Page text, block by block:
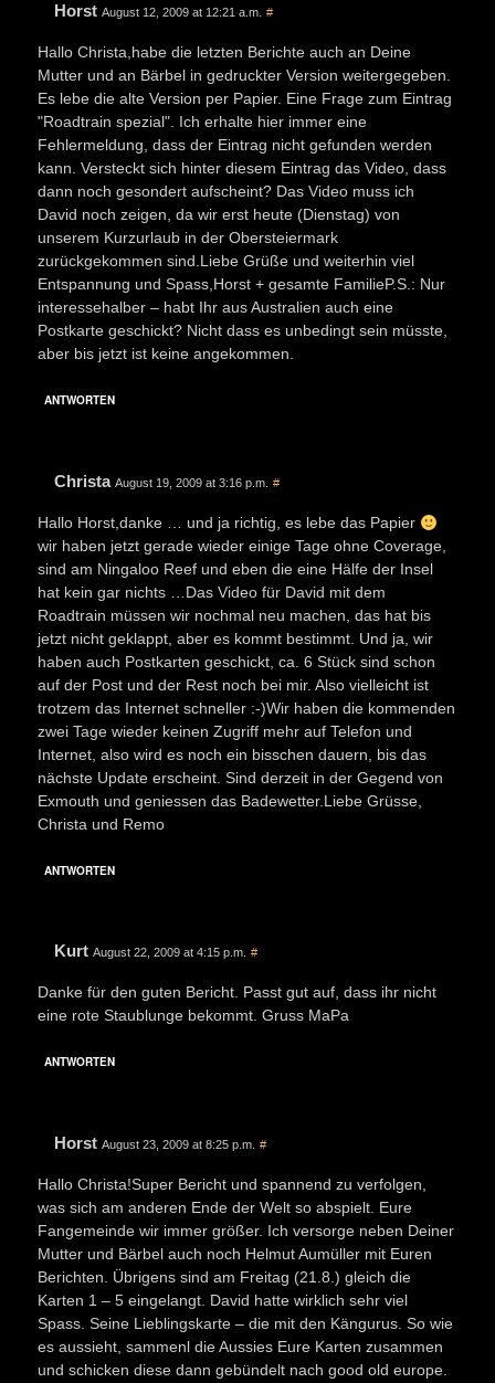
Horst August 12, 2009 at 12:21 a.m. #
Hallo Christa,habe die letzten Berichte auch an Deine
Mutter und an Bärbel in gedruckter Version weitergegeben.
Es lebe die alte Version per Papier. Eine Frage zum Eintrag
"Roadtrain spezial". Ich erhalte hier immer eine
Fehlermeldung, dass der Eintrag nicht gefunden werden
kann. Versteckt sich hinter diesem Eintrag das Video, dass
dann noch gesondert aufscheint? Das Video muss ich
David noch zeigen, da wir erst heute (Dienstag) von
unserem Kurzurlaub in der Obersteiermark
zurückgekommen sind.Liebe Grüße und weiterhin viel
Entspannung und Spass,Horst + gesamte FamilieP.S.: Nur
interessehalber – habt Ihr aus Australien auch eine
Postkarte geschickt? Nicht dass es unbedingt sein müsste,
aber bis jetzt ist keine angekommen.
ANTWORTEN
Christa August 19, 2009 at 3:16 p.m. #
Hallo Horst,danke … und ja richtig, es lebe das Papier
wir haben jetzt gerade wieder einige Tage ohne Coverage,
sind am Ningaloo Reef und eben die eine Hälfe der Insel
hat kein gar nichts …Das Video für David mit dem
Roadtrain müssen wir nochmal neu machen, das hat bis
jetzt nicht geklappt, aber es kommt bestimmt. Und ja, wir
haben auch Postkarten geschickt, ca. 6 Stück sind schon
auf der Post und der Rest noch bei mir. Also vielleicht ist
trotzem das Internet schneller :-)Wir haben die kommenden
zwei Tage wieder keinen Zugriff mehr auf Telefon und
Internet, also wird es noch ein bisschen dauern, bis das
nächste Update erscheint. Sind derzeit in der Gegend von
Exmouth und geniessen das Badewetter.Liebe Grüsse,
Christa und Remo
ANTWORTEN
Kurt August 22, 2009 at 4:15 p.m. #
Danke für den guten Bericht. Passt gut auf, dass ihr nicht
eine rote Staublunge bekommt. Gruss MaPa
ANTWORTEN
Horst August 23, 2009 at 8:25 p.m. #
Hallo Christa!Super Bericht und spannend zu verfolgen,
was sich am anderen Ende der Welt so abspielt. Eure
Fangemeinde wir immer größer. Ich versorge neben Deiner
Mutter und Bärbel auch noch Helmut Aumüller mit Euren
Berichten. Übrigens sind am Freitag (21.8.) gleich die
Karten 1 – 5 eingelangt. David hatte wirklich sehr viel
Spass. Seine Lieblingskarte – die mit den Kängurus. So wie
es aussieht, sammenl die Aussies Eure Karten zusammen
und schicken diese dann gebündelt nach good old europe.